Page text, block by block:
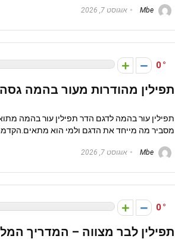
אוגוסט 7, 2026
0
תפילין מהודרות מעור בהמה
תפילין עור בהמה לדגם הדר תפילין עור בהמה
מסביר מה מייחד את הדגם ולמי הוא
אוגוסט 7, 2026
0
תפילין לבר מצווה – המדריך